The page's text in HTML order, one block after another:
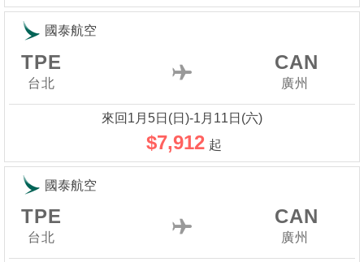
國泰航空
TPE
台北
CAN
廣州
來回1月5日(日)-1月11日(六)
$7,912 起
國泰航空
TPE
台北
CAN
廣州